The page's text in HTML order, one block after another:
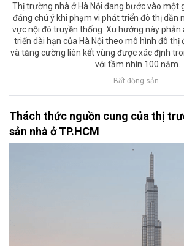
Thị trường nhà ở Hà Nội đang bước vào một
đáng chú ý khi phạm vi phát triển đô thị dần
vực nội đô truyền thống. Xu hướng này
triển dài hạn của Hà Nội theo mô hình đô thị
và tăng cường liên kết vùng được xác định
với tầm nhìn 100 năm.
Bất động sản
Thách thức nguồn cung của thị
sản nhà ở TP.HCM